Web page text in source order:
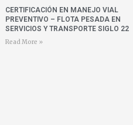
CERTIFICACIÓN EN MANEJO VIAL
PREVENTIVO – FLOTA PESADA EN
SERVICIOS Y TRANSPORTE SIGLO 22
Read More »